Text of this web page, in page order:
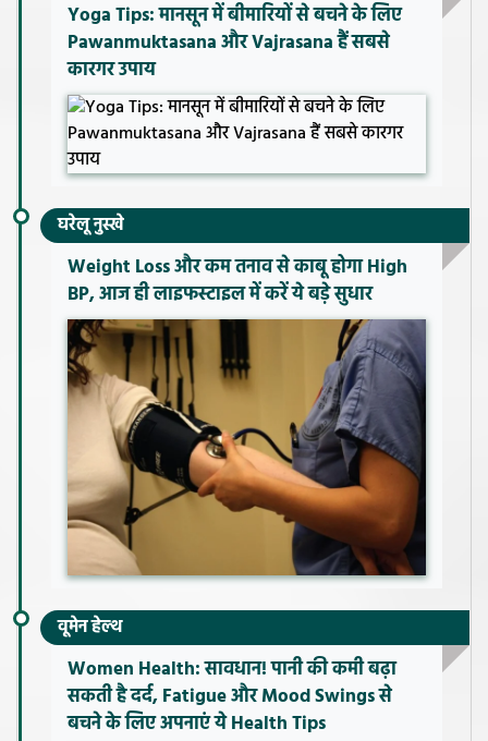
Yoga Tips: मानसून में बीमारियों से बचने के लिए
Pawanmuktasana और Vajrasana हैं सबसे
कारगर उपाय
घरेलू नुस्खे
Weight Loss और कम तनाव से काबू होगा High
BP, आज ही लाइफस्टाइल में करें ये बड़े सुधार
वूमेन हेल्थ
Women Health: सावधान! पानी की कमी बढ़ा
सकती है दर्द, Fatigue और Mood Swings से
बचने के लिए अपनाएं ये Health Tips